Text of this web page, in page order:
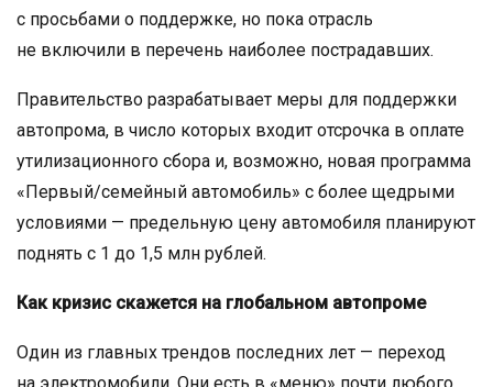
с просьбами о поддержке, но пока отрасль
не включили в перечень наиболее пострадавших.
Правительство разрабатывает меры для поддержки
автопрома, в число которых входит отсрочка в оплате
утилизационного сбора и, возможно, новая программа
«Первый/семейный автомобиль» с более щедрыми
условиями — предельную цену автомобиля планируют
поднять с 1 до 1,5 млн рублей.
Как кризис скажется на глобальном автопроме
Один из главных трендов последних лет — переход